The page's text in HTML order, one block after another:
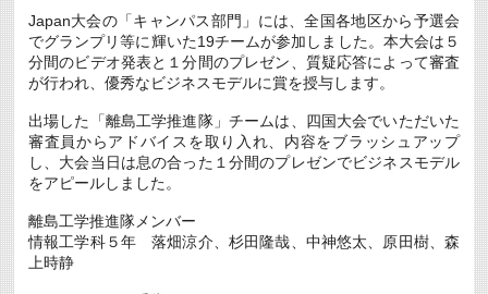
は
Japan大会の「キャンパス部門」には、全国各地区から予選会
でグランプリ等に輝いた19チームが参加しました。本大会は５
分間のビデオ発表と１分間のプレゼン、質疑応答によって審査
が行われ、優秀なビジネスモデルに賞を授与します。
出場した「離島工学推進隊」チームは、四国大会でいただいた
審査員からアドバイスを取り入れ、内容をブラッシュアップ
し、大会当日は息の合った１分間のプレゼンでビジネスモデル
をアピールしました。
離島工学推進隊メンバー
情報工学科５年 落畑涼介、杉田隆哉、中神悠太、原田樹、森
上時静